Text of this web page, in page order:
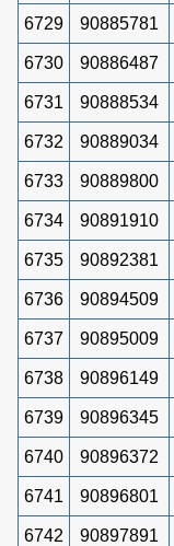
6729 90885781
6730 90886487
6731 90888534
6732 90889034
6733 90889800
6734 90891910
6735 90892381
6736 90894509
6737 90895009
6738 90896149
6739 90896345
6740 90896372
6741 90896801
6742 90897891